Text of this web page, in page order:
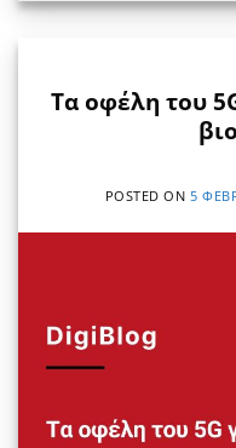
Τα οφέλη του
POSTED ON 5